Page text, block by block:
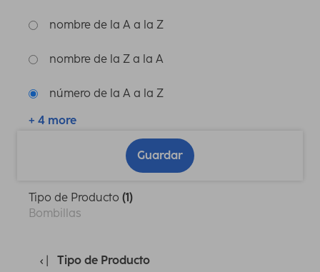
nombre de la A a la Z
nombre de la Z a la A
número de la A a la Z
+ 4 more
Guardar
Tipo de Producto (1)
Bombillas
Tipo de Producto